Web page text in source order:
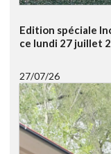
Edition spéciale
ce lundi 27 juillet
27/07/26